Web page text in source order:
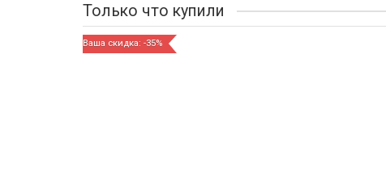
Только что купили
Ваша скидка: -35%